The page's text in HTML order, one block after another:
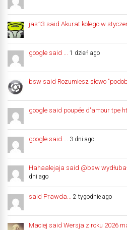
jas13 said Akurat kolego w
google said ... 1 dzień ago
bsw said Rozumiesz słowo
google said poupée d'amour tpe
google said ... 3 dni ago
Hahaalejaja said @bsw
dni ago
said Prawda... 2 tygodnie ago
Maciej said Wersja z roku 2026